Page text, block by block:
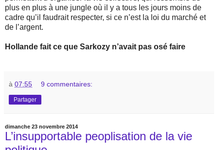
plus en plus à une jungle où il y a tous les jours moins de
cadre qu’il faudrait respecter, si ce n’est la loi du marché et
de l’argent.
Hollande fait ce que Sarkozy n’avait pas osé faire
à 07:55 9 commentaires:
Partager
dimanche 23 novembre 2014
L’insupportable peoplisation de la vie